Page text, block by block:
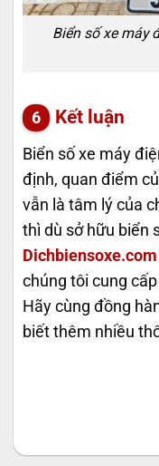
Biển số xe máy
Kết luận
Biển số xe máy
định, quan điểm
vẫn là tâm lý của
thì dù sở hữu biển
Dichbiensoxe.com
chúng tôi cung
Hãy cùng đồng
biết thêm nhiều